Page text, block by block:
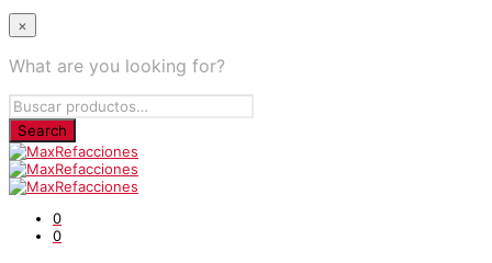
×
What are you looking for?
0
0